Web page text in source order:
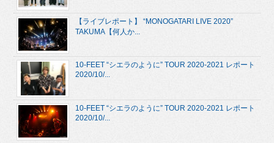
【ライブレポート】 “MONOGATARI LIVE 2020”
TAKUMA【何人か...
10-FEET “シエラのように” TOUR 2020-2021 レポート
2020/10/...
10-FEET “シエラのように” TOUR 2020-2021 レポート
2020/10/...